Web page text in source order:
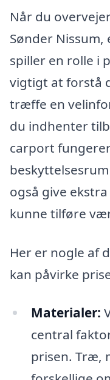
Når du
Sønder
spiller en rolle i
vigtigt at forstå
træffe en
du indhenter
carport
også give
kunne tilføre
Her er nogle af
kan påvirke
Materialer:
central
prisen. Træ,